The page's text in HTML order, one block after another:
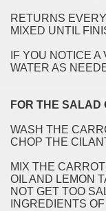
RETURNS
MIXED UNTIL
IF YOU NOTICE
WATER AS
FOR THE SALAD
WASH THE
CHOP THE
MIX THE
OIL AND LEMON
NOT GET TOO
INGREDIENTS